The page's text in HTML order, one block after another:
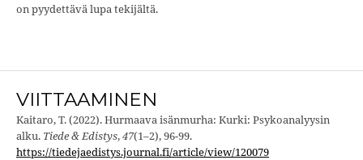
on pyydettävä lupa tekijältä.
VIITTAAMINEN
Kaitaro, T. (2022). Hurmaava isänmurha: Kurki: Psykoanalyysin
alku. Tiede & Edistys,47(1–2), 96-99.
https://tiedejaedistys.journal.fi/article/view/120079